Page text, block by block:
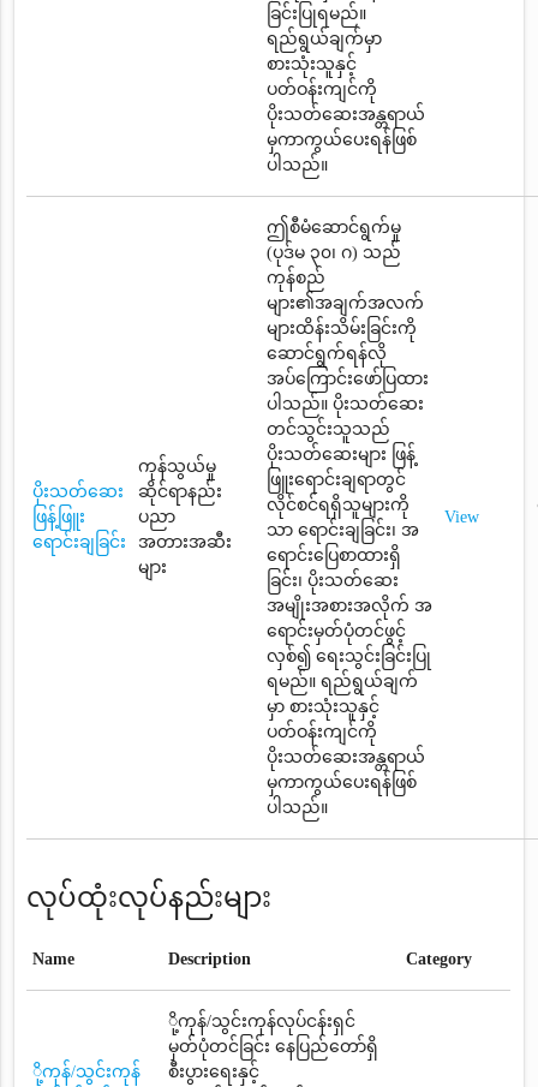
ခြင်းပြုရမည်။
ရည်ရွယ်ချက်မှာ
စားသုံးသူနှင့်
ပတ်ဝန်းကျင်ကို
ပိုးသတ်ဆေးအန္တရာယ်
မှကာကွယ်ပေးရန်ဖြစ်
ပါသည်။
ပိုးသတ်ဆေး
ဖြန့်ဖြူး
ရောင်းချခြင်း
ကုန်သွယ်မှု
ဆိုင်ရာနည်း
ပညာ
အတားအဆီး
များ
ဤစီမံဆောင်ရွက်မှု
(ပုဒ်မ ၃၀၊ ဂ) သည်
ကုန်စည်
များ၏အချက်အလက်
များထိန်းသိမ်းခြင်းကို
ဆောင်ရွက်ရန်လို
အပ်ကြောင်းဖော်ပြထား
ပါသည်။ ပိုးသတ်ဆေး
တင်သွင်းသူသည်
ပိုးသတ်ဆေးများ ဖြန့်
ဖြူးရောင်းချရာတွင်
လိုင်စင်ရရှိသူများကို
သာ ရောင်းချခြင်း၊ အ
ရောင်းပြေစာထားရှိ
ခြင်း၊ ပိုးသတ်ဆေး
အမျိုးအစားအလိုက် အ
ရောင်းမှတ်ပုံတင်ဖွင့်
လှစ်၍ ရေးသွင်းခြင်းပြု
ရမည်။ ရည်ရွယ်ချက်
မှာ စားသုံးသူနှင့်
ပတ်ဝန်းကျင်ကို
ပိုးသတ်ဆေးအန္တရာယ်
မှကာကွယ်ပေးရန်ဖြစ်
ပါသည်။
View
လုပ်ထုံးလုပ်နည်းများ
Name Description Category
ို့ကုန်/သွင်းကုန်
ို့ကုန်/သွင်းကုန်လုပ်ငန်းရှင်
မှတ်ပုံတင်ခြင်း နေပြည်တော်ရှိ
စီးပွားရေးနှင့်